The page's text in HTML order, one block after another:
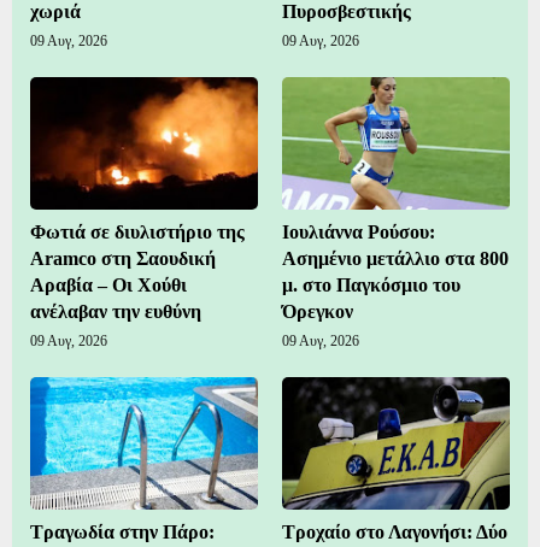
χωριά
09 Αυγ, 2026
Πυροσβεστικής
09 Αυγ, 2026
Φωτιά σε διυλιστήριο της
Aramco στη Σαουδική
Αραβία – Οι Χούθι
ανέλαβαν την ευθύνη
09 Αυγ, 2026
Ιουλιάννα Ρούσου:
Ασημένιο μετάλλιο στα 800
μ. στο Παγκόσμιο του
Όρεγκον
09 Αυγ, 2026
Τραγωδία στην Πάρο:
Τροχαίο στο Λαγονήσι: Δύο